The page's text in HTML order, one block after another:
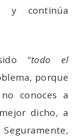
y continúa
“todo el
porque
conoces a
dicho, a